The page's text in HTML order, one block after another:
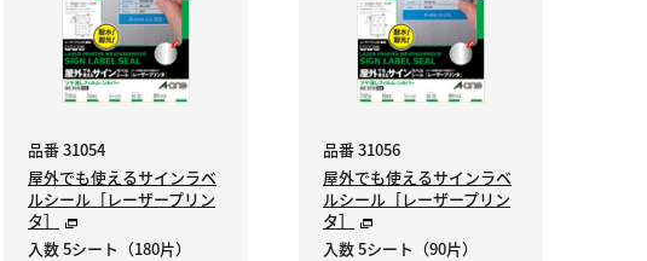
品番 31054
屋外でも使えるサインラベ
ルシール［レーザープリン
タ］
入数 5シート（180片）
品番 31056
屋外でも使えるサインラベ
ルシール［レーザープリン
タ］
入数 5シート（90片）